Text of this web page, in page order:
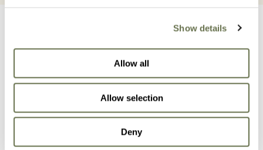
Show details
Allow all
Allow selection
Deny
Prodotti correlati